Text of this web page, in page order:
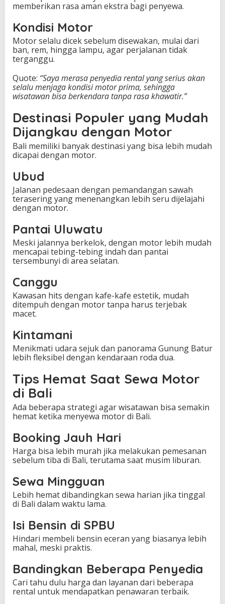
memberikan rasa aman ekstra bagi penyewa.
Kondisi Motor
Motor selalu dicek sebelum disewakan, mulai dari
ban, rem, hingga lampu, agar perjalanan tidak
terganggu.
Quote: “Saya merasa penyedia rental yang serius akan
selalu menjaga kondisi motor prima, sehingga
wisatawan bisa berkendara tanpa rasa khawatir.”
Destinasi Populer yang Mudah
Dijangkau dengan Motor
Bali memiliki banyak destinasi yang bisa lebih mudah
dicapai dengan motor.
Ubud
Jalanan pedesaan dengan pemandangan sawah
terasering yang menenangkan lebih seru dijelajahi
dengan motor.
Pantai Uluwatu
Meski jalannya berkelok, dengan motor lebih mudah
mencapai tebing-tebing indah dan pantai
tersembunyi di area selatan.
Canggu
Kawasan hits dengan kafe-kafe estetik, mudah
ditempuh dengan motor tanpa harus terjebak
macet.
Kintamani
Menikmati udara sejuk dan panorama Gunung Batur
lebih fleksibel dengan kendaraan roda dua.
Tips Hemat Saat Sewa Motor
di Bali
Ada beberapa strategi agar wisatawan bisa semakin
hemat ketika menyewa motor di Bali.
Booking Jauh Hari
Harga bisa lebih murah jika melakukan pemesanan
sebelum tiba di Bali, terutama saat musim liburan.
Sewa Mingguan
Lebih hemat dibandingkan sewa harian jika tinggal
di Bali dalam waktu lama.
Isi Bensin di SPBU
Hindari membeli bensin eceran yang biasanya lebih
mahal, meski praktis.
Bandingkan Beberapa Penyedia
Cari tahu dulu harga dan layanan dari beberapa
rental untuk mendapatkan penawaran terbaik.